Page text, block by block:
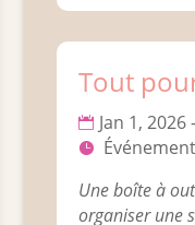
Tout
Jan 1, 2026
Une boîte à
organiser une